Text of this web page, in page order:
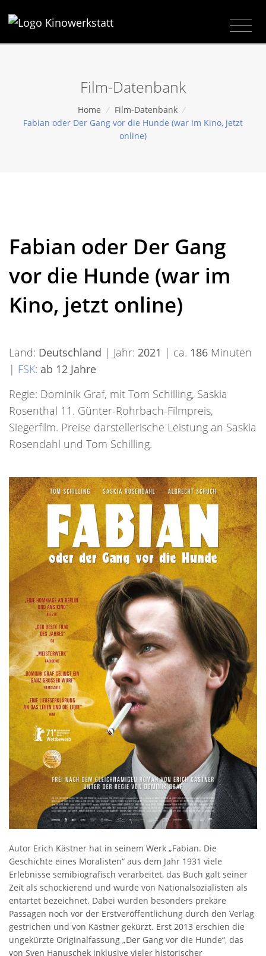
Film-Datenbank
Home / Film-Datenbank /
Fabian oder Der Gang vor die Hunde (war im Kino, jetzt
online)
Fabian oder Der Gang
vor die Hunde (war im
Kino, jetzt online)
Land: Deutschland | Jahr: 2021 | ca. 186 Minuten
| FSK: ab 12 Jahre
Regie: Dominik Graf, mit Tom Schilling, Saskia
Rosenthal 11. Günter-Rohrbach-Filmpreis,
Siegerfilm. Preise darstellerische Leistung an Saskia
Rosendahl und Tom Schilling.
Autor Erich Kästner hat in seinem Werk „Fabian. Die
Geschichte eines Moralisten“ aus dem Jahr 1931 viele
Erlebnisse semibiografisch verarbeitet, das Buch galt seiner
Zeit als schockierend und wurde von Nationalsozialisten als
entartet bezeichnet. Dabei wurden besonders prekäre
Passagen noch vor der Erstveröffentlichung durch den Verlag
gestrichen und von Kästner gekürzt. Erst 2013 erschien die
ungekürzte Originalfassung „Der Gang vor die Hunde“, das
von Sven Hanuschek inklusive vieler historischer